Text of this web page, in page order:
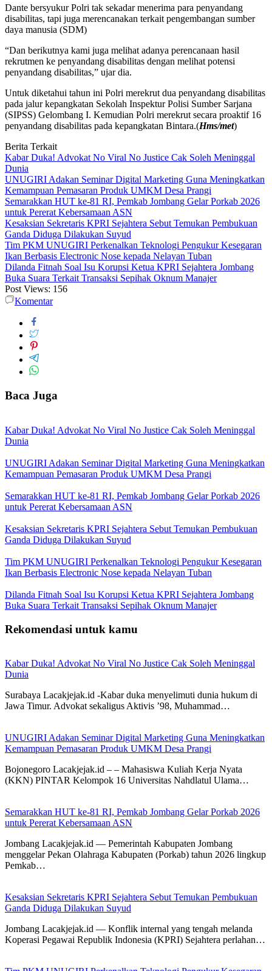
Dante bersyukur Polri tak sekadar menerima para penyandang
disabilitas, tapi juga merencanakan terkait pengembangan sumber
daya manusia (SDM)
“Dan berikutnya kami juga melihat adanya perencanaan hasil
rekrutmen ke penyandang disabilitas dengan melihat potensi
penyandang disabilitas,” ujar dia.
Untuk diketahui tahun ini Polri merekrut dua penyandang disabilitas
pada jalur kepangkatan Sekolah Inspektur Polisi Sumber Sarjana
(SIPSS) Gelombang I. Kemudian Polri merekrut secara proaktif 16
penyandang disabilitas pada kepangkatan Bintara.(Hms/met)
Berita Terkait
Kabar Duka! Advokat No Viral No Justice Cak Soleh Meninggal
Dunia
UNUGIRI Adakan Seminar Digital Marketing Guna Meningkatkan
Kemampuan Pemasaran Produk UMKM Desa Prangi
Semarakkan HUT ke-81 RI, Pemkab Jombang Gelar Porkab 2026
untuk Pererat Kebersamaan ASN
Kesaksian Sekretaris KPRI Sejahtera Sebut Temukan Pembukuan
Ganda Diduga Dilakukan Suyud
Tim PKM UNUGIRI Perkenalkan Teknologi Pengukur Kesegaran
Ikan Berbasis Electronic Nose kepada Nelayan Tuban
Dilanda Fitnah Soal Isu Korupsi Ketua KPRI Sejahtera Jombang
Buka Suara Terkait Transaksi Sepihak Oknum Manajer
Post Views: 156
Komentar
Baca Juga
Kabar Duka! Advokat No Viral No Justice Cak Soleh Meninggal
Dunia
UNUGIRI Adakan Seminar Digital Marketing Guna Meningkatkan
Kemampuan Pemasaran Produk UMKM Desa Prangi
Semarakkan HUT ke-81 RI, Pemkab Jombang Gelar Porkab 2026
untuk Pererat Kebersamaan ASN
Kesaksian Sekretaris KPRI Sejahtera Sebut Temukan Pembukuan
Ganda Diduga Dilakukan Suyud
Tim PKM UNUGIRI Perkenalkan Teknologi Pengukur Kesegaran
Ikan Berbasis Electronic Nose kepada Nelayan Tuban
Dilanda Fitnah Soal Isu Korupsi Ketua KPRI Sejahtera Jombang
Buka Suara Terkait Transaksi Sepihak Oknum Manajer
Rekomendasi untuk kamu
Kabar Duka! Advokat No Viral No Justice Cak Soleh Meninggal
Dunia
Surabaya Lacakjejak.id -Kabar duka menyelimuti dunia hukum di
Jawa Timur. Advokat sekaligus Aktivis ’98, Muhammad…
UNUGIRI Adakan Seminar Digital Marketing Guna Meningkatkan
Kemampuan Pemasaran Produk UMKM Desa Prangi
Bojonegoro Lacakjejak.id – – Mahasiswa Kuliah Kerja Nyata
(KKN) PINTAR Kelompok 16 Universitas Nahdlatul Ulama…
Semarakkan HUT ke-81 RI, Pemkab Jombang Gelar Porkab 2026
untuk Pererat Kebersamaan ASN
Jombang Lacakjejak.id — Pemerintah Kabupaten Jombang
menggelar Pekan Olahraga Kabupaten (Porkab) tahun 2026 lingkup
Pemkab…
Kesaksian Sekretaris KPRI Sejahtera Sebut Temukan Pembukuan
Ganda Diduga Dilakukan Suyud
Jombang Lacakjejak.id — Konflik internal yang tengah melanda
Koperasi Pegawai Republik Indonesia (KPRI) Sejahtera perlahan…